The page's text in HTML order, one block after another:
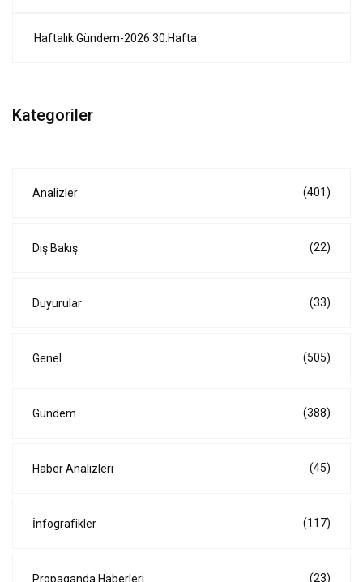
Haftalık Gündem-2026 30.Hafta
Kategoriler
Analizler (401)
Dış Bakış (22)
Duyurular (33)
Genel (505)
Gündem (388)
Haber Analizleri (45)
İnfografikler (117)
Propaganda Haberleri (23)